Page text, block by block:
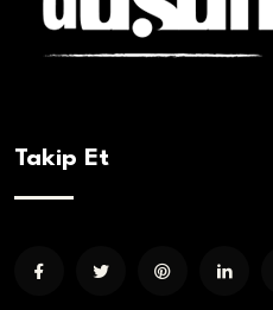
Takip Et